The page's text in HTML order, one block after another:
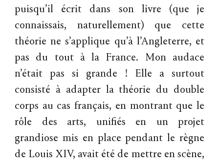
puisqu’il écrit dans son livre (que je
connaissais, naturellement) que cette
théorie ne s’applique qu’à l’Angleterre, et
pas du tout à la France. Mon audace
n’était pas si grande ! Elle a surtout
consisté à adapter la théorie du double
corps au cas français, en montrant que le
rôle des arts, unifiés en un projet
grandiose mis en place pendant le règne
de Louis XIV, avait été de mettre en scène,